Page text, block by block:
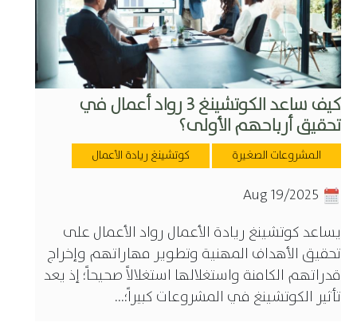
كيف ساعد الكوتشينغ 3 رواد أعمال في
تحقيق أرباحهم الأولى؟
المشروعات الصغيرة كوتشينغ ريادة الأعمال
يساعد كوتشينغ ريادة الأعمال رواد الأعمال على
تحقيق الأهداف المهنية وتطوير مهاراتهم وإخراج
قدراتهم الكامنة واستغلالها استغلالاً صحيحاً؛ إذ يعد
تأثير الكوتشينغ في المشروعات كبيراً؛...